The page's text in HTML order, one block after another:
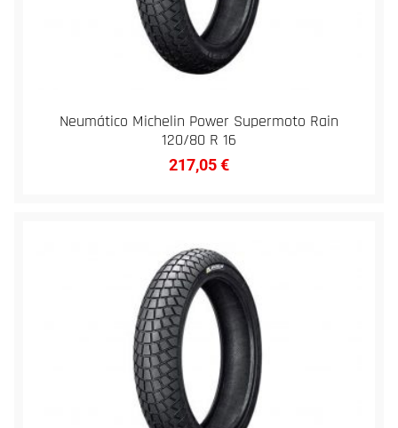
Neumático Michelin Power Supermoto Rain
120/80 R 16
217,05€